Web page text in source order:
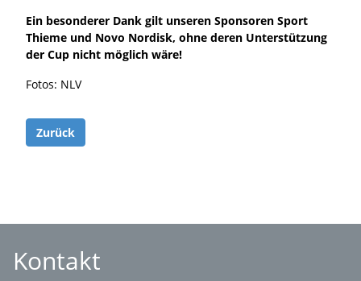
Ein besonderer Dank gilt unseren Sponsoren Sport
Thieme und Novo Nordisk, ohne deren Unterstützung
der Cup nicht möglich wäre!
Fotos: NLV
Zurück
Kontakt